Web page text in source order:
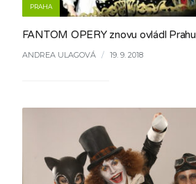
PRAHA
FANTOM OPERY znovu ovládl Prahu
ANDREA ULAGOVÁ / 19. 9. 2018